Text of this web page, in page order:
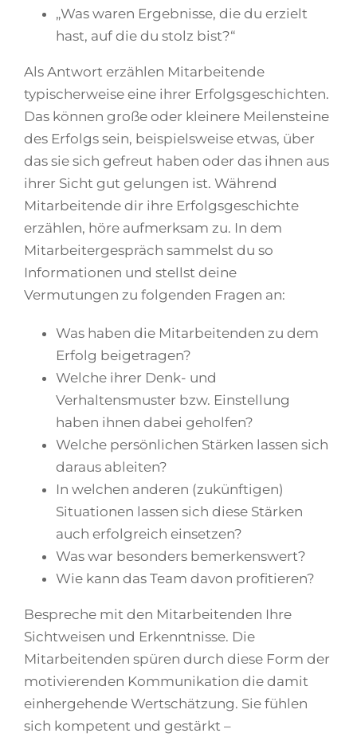
„Was waren Ergebnisse, die du erzielt
hast, auf die du stolz bist?“
Als Antwort erzählen Mitarbeitende
typischerweise eine ihrer Erfolgsgeschichten.
Das können große oder kleinere Meilensteine
des Erfolgs sein, beispielsweise etwas, über
das sie sich gefreut haben oder das ihnen aus
ihrer Sicht gut gelungen ist. Während
Mitarbeitende dir ihre Erfolgsgeschichte
erzählen, höre aufmerksam zu. In dem
Mitarbeitergespräch sammelst du so
Informationen und stellst deine
Vermutungen zu folgenden Fragen an:
Was haben die Mitarbeitenden zu dem
Erfolg beigetragen?
Welche ihrer Denk- und
Verhaltensmuster bzw. Einstellung
haben ihnen dabei geholfen?
Welche persönlichen Stärken lassen sich
daraus ableiten?
In welchen anderen (zukünftigen)
Situationen lassen sich diese Stärken
auch erfolgreich einsetzen?
Was war besonders bemerkenswert?
Wie kann das Team davon profitieren?
Bespreche mit den Mitarbeitenden Ihre
Sichtweisen und Erkenntnisse. Die
Mitarbeitenden spüren durch diese Form der
motivierenden Kommunikation die damit
einhergehende Wertschätzung. Sie fühlen
sich kompetent und gestärkt –